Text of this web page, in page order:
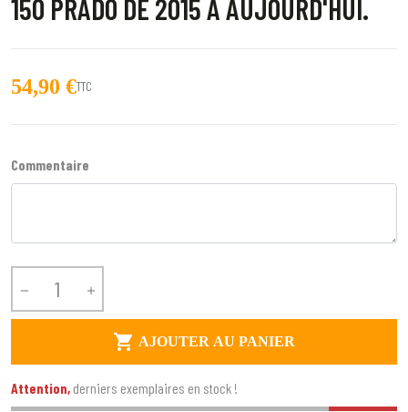
150 PRADO DE 2015 À AUJOURD'HUI.
54,90 €TTC
Commentaire
 
 AJOUTER AU PANIER
Attention, derniers exemplaires en stock !